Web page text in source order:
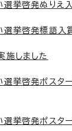
挙啓発ぬりえ
挙啓発標語入
施しました
挙啓発ポスタ
挙啓発ポスタ